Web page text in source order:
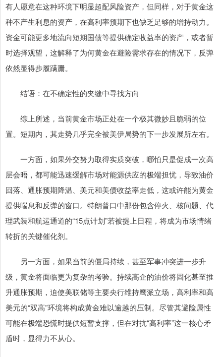
有人愿意在这种环境下明显超配风险资产，但同样，对于黄金这
种不产生利息的资产，在高利率预期下也缺乏足够的增持动力。
资金可能更多地流向短期国债等提供确定收益率的资产，或者暂
时选择观望，这解释了为何黄金在避险需求存在的情况下，反弹
依然显得步履蹒跚。
结语：在不确定性的夹缝中寻找方向
综上所述，当前黄金市场正处在一个极其微妙且脆弱的位
置。短期内，其走势几乎完全被美伊局势的下一步发展所左右。
一方面，如果外交努力取得实质突破，哪怕只是促成一次高
层会晤，都可能迅速缓解市场对能源供应的极端担忧，导致油价
回落、通胀预期降温、美元和美债收益率走低，这或许能为黄金
提供喘息和反弹的窗口。特朗普口中那份包含停火、核问题、代
理武装和航运通道的“15点计划”若被提上日程，将成为市场情绪
转折的关键催化剂。
另一方面，如果当前的僵局持续，甚至军事冲突进一步升
级，黄金将面临更为复杂的考验。持续高企的油价将固化甚至推
升通胀预期，迫使美联储等主要央行维持鹰派立场，高利率和高
美元的“双高”环境将构成黄金难以逾越的压制。尽管其避险属性
可能在极端恐慌时提供短暂支撑，但在对抗“高利率”这一核心矛
盾时，显得力不从心。